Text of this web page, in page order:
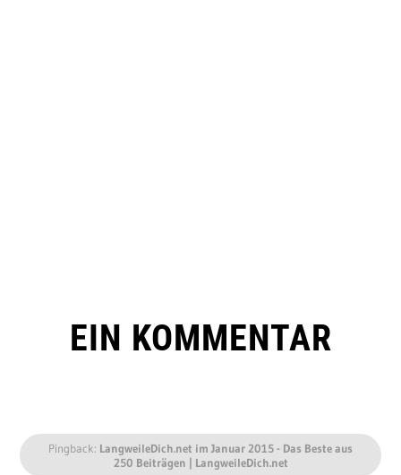
EIN KOMMENTAR
Pingback: LangweileDich.net im Januar 2015 - Das Beste aus
250 Beiträgen | LangweileDich.net